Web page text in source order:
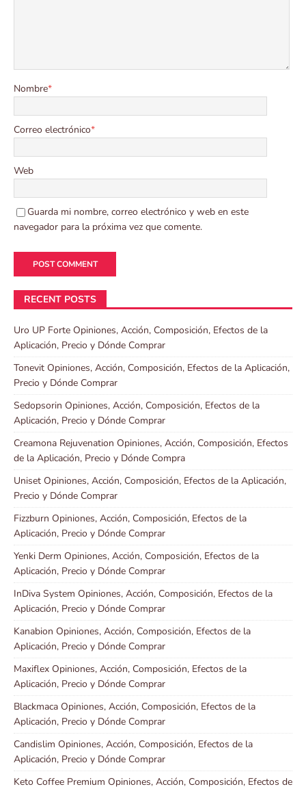
Nombre*
Correo electrónico*
Web
Guarda mi nombre, correo electrónico y web en este
navegador para la próxima vez que comente.
RECENT POSTS
Uro UP Forte Opiniones, Acción, Composición, Efectos de la
Aplicación, Precio y Dónde Comprar
Tonevit Opiniones, Acción, Composición, Efectos de la Aplicación,
Precio y Dónde Comprar
Sedopsorin Opiniones, Acción, Composición, Efectos de la
Aplicación, Precio y Dónde Comprar
Creamona Rejuvenation Opiniones, Acción, Composición, Efectos
de la Aplicación, Precio y Dónde Compra
Uniset Opiniones, Acción, Composición, Efectos de la Aplicación,
Precio y Dónde Comprar
Fizzburn Opiniones, Acción, Composición, Efectos de la
Aplicación, Precio y Dónde Comprar
Yenki Derm Opiniones, Acción, Composición, Efectos de la
Aplicación, Precio y Dónde Comprar
InDiva System Opiniones, Acción, Composición, Efectos de la
Aplicación, Precio y Dónde Comprar
Kanabion Opiniones, Acción, Composición, Efectos de la
Aplicación, Precio y Dónde Comprar
Maxiflex Opiniones, Acción, Composición, Efectos de la
Aplicación, Precio y Dónde Comprar
Blackmaca Opiniones, Acción, Composición, Efectos de la
Aplicación, Precio y Dónde Comprar
Candislim Opiniones, Acción, Composición, Efectos de la
Aplicación, Precio y Dónde Comprar
Keto Coffee Premium Opiniones, Acción, Composición, Efectos de